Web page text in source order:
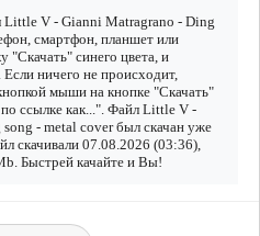
Little V - Gianni Matragrano - Ding
смартфон, планшет или
"Скачать" синего цвета, и
Если ничего не происходит,
мыши на кнопке "Скачать"
ссылке как...". Файл Little V -
- metal cover был скачан уже
скачивали 07.08.2026 (03:36),
Быстрей качайте и Вы!